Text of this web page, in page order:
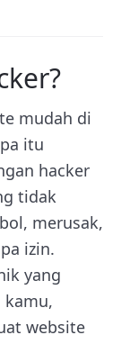
mudah di
itu
hacker
tidak
merusak,
izin.
yang
kamu,
website